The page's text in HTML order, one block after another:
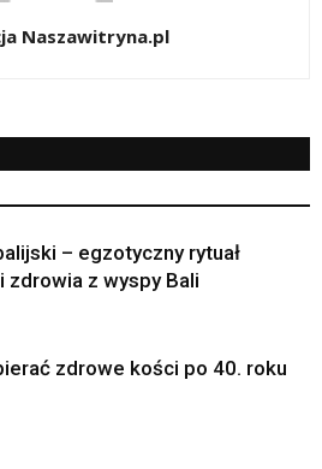
Naszawitryna.pl
– egzotyczny rytuał
zdrowia z wyspy Bali
zdrowe kości po 40. roku